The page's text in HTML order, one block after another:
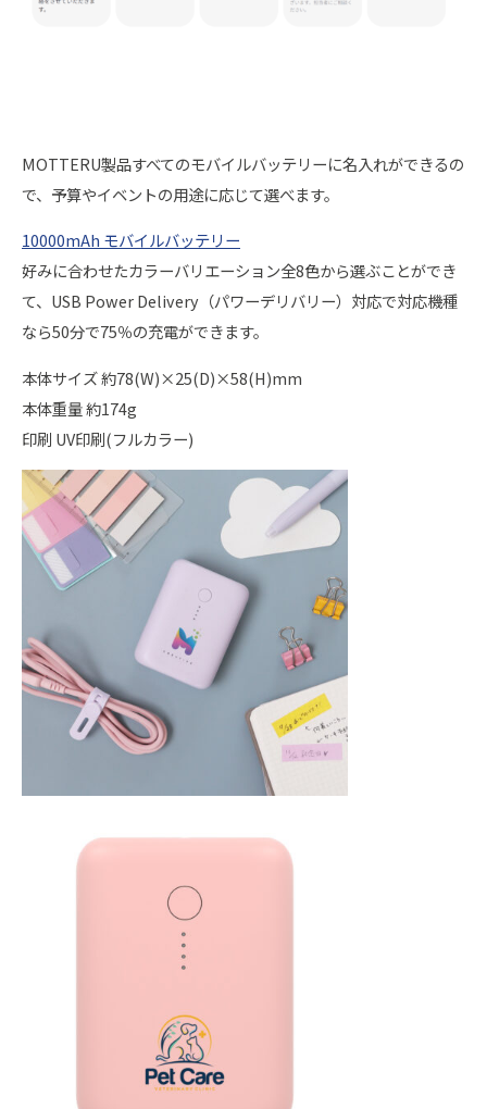
MOTTERU製品すべてのモバイルバッテリーに名入れができるの
で、予算やイベントの用途に応じて選べます。
10000mAh モバイルバッテリー
好みに合わせたカラーバリエーション全8色から選ぶことができ
て、USB Power Delivery（パワーデリバリー）対応で対応機種
なら50分で75％の充電ができます。
本体サイズ 約78(W)×25(D)×58(H)mm
本体重量 約174g
印刷 UV印刷(フルカラー)